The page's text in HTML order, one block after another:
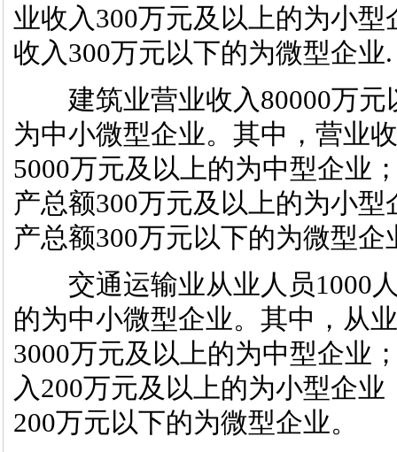
业收入300万元及以上的为小
收入300万元以下的为微型企业.
建筑业营业收入80000万元
为中小微型企业。其中，营业
5000万元及以上的为中型企业
产总额300万元及以上的为小
产总额300万元以下的为微型企
交通运输业从业人员1000人
的为中小微型企业。其中，从
3000万元及以上的为中型企业
入200万元及以上的为小型企
200万元以下的为微型企业。